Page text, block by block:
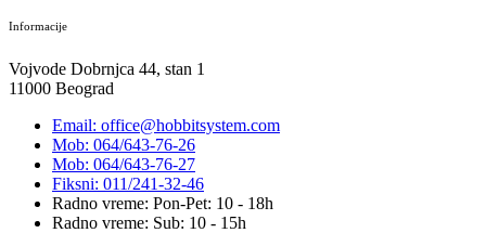
Informacije
Vojvode Dobrnjca 44, stan 1
11000 Beograd
Email: office@hobbitsystem.com
Mob: 064/643-76-26
Mob: 064/643-76-27
Fiksni: 011/241-32-46
Radno vreme: Pon-Pet: 10 - 18h
Radno vreme: Sub: 10 - 15h